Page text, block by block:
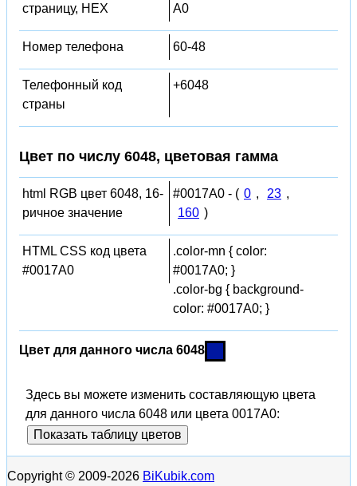
страницу, HEX
A0
Номер телефона 60-48
Телефонный код
страны
+6048
Цвет по числу 6048, цветовая гамма
html RGB цвет 6048, 16-
ричное значение
#0017A0 - ( 0 , 23 ,
160 )
HTML CSS код цвета
#0017A0
.color-mn { color:
#0017A0; }
.color-bg { background-
color: #0017A0; }
Цвет для данного числа 6048
Здесь вы можете изменить составляющую цвета
для данного числа 6048 или цвета 0017A0:
Показать таблицу цветов
Copyright © 2009-2026 BiKubik.com